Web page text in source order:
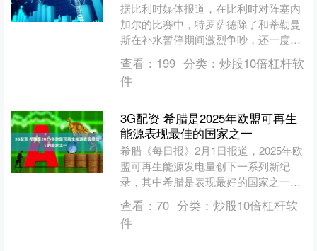
据比利时媒体报道，在比利时对阵塞内
加尔的比赛中，特罗萨德除了和蒂勒曼
斯在补水暂停期间激烈争吵，还一度和
主教练鲁迪-加西亚呛起来。 在比利时
对阵塞内加尔的比赛下半....
查看： 199 分类： 炒股10倍杠杆软
件
3G配资 希腊是2025年欧盟可再生
能源表现最佳的国家之一
希腊《每日报》2月1日报道，2025年欧
盟可再生能源发电量创下一系列新纪
录，其中希腊是表现最好的国家之一。
根据能源智库Ember发布的《2026年欧
洲电力展望》....
查看： 70 分类： 炒股10倍杠杆软
件